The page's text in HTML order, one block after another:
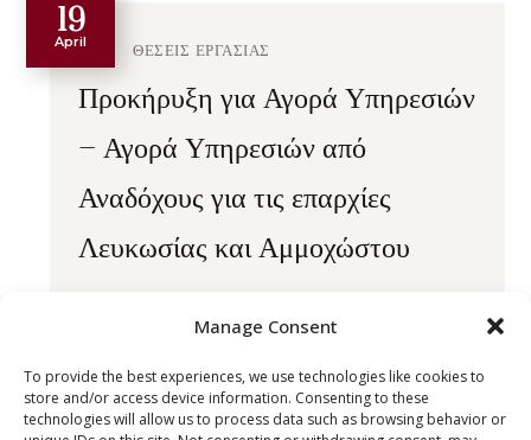
Manage Consent
To provide the best experiences, we use technologies like cookies to
store and/or access device information. Consenting to these
technologies will allow us to process data such as browsing behavior or
19
April ΘΕΣΕΙΣ ΕΡΓΑΣΙΑΣ
Προκήρυξη για Αγορά Υπηρεσιών
– Αγορά Υπηρεσιών από
Αναδόχους για τις επαρχίες
Λευκωσίας και Αμμοχώστου
17
May ΘΕΣΕΙΣ ΕΡΓΑΣΙΑΣ